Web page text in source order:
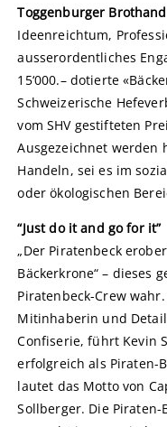
Toggenburger
Ideenreichtum,
ausserordentliches
15‘000.– dotierte
Schweizerische
vom SHV gestifteten
Ausgezeichnet werden
Handeln, sei es im
oder ökologischen
“Just do it and go for it”
„Der Piratenbeck
Bäckerkrone“ – dieses
Piratenbeck-Crew
Mitinhaberin und
Confiserie, führt Kevin
erfolgreich als Piraten-
lautet das Motto von
Sollberger. Die